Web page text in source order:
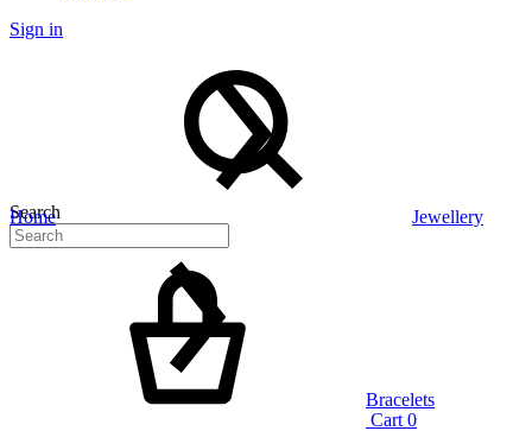
Sign in
Search
Cart 0
Home Jewellery
Bracelets